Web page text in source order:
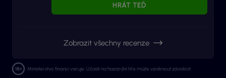
HRÁT TEĎ
Zobrazit všechny recenze
Ministerstvo financí varuje: Účastí na hazardní hře může vzniknout závislost.